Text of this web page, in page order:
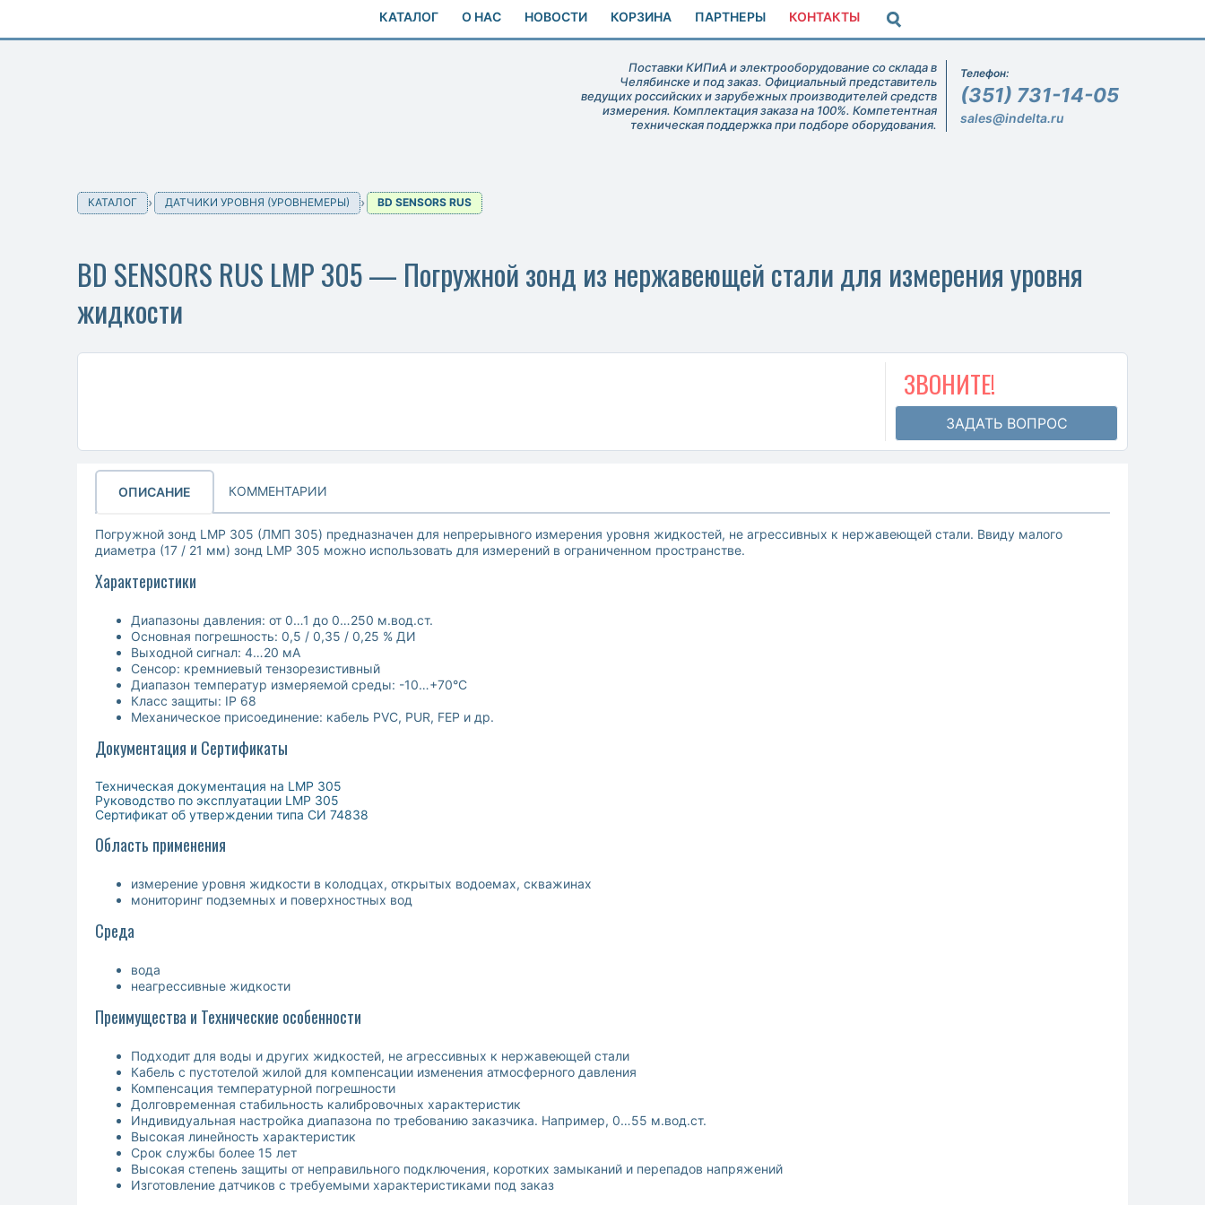
КАТАЛОГ О НАС НОВОСТИ КОРЗИНА ПАРТНЕРЫ КОНТАКТЫ
Поставки КИПиА и электрооборудование со склада в
Челябинске и под заказ. Официальный представитель
ведущих российских и зарубежных производителей средств
измерения. Комплектация заказа на 100%. Компетентная
техническая поддержка при подборе оборудования.
Телефон:
(351) 731-14-05
sales@indelta.ru
КАТАЛОГ ДАТЧИКИ УРОВНЯ (УРОВНЕМЕРЫ) BD SENSORS RUS
BD SENSORS RUS LMP 305 — Погружной зонд из нержавеющей стали для измерения уровня
жидкости
ЗВОНИТЕ!
ЗАДАТЬ ВОПРОС
ОПИСАНИЕ КОММЕНТАРИИ
Погружной зонд LMP 305 (ЛМП 305) предназначен для непрерывного измерения уровня жидкостей, не агрессивных к нержавеющей стали. Ввиду малого
диаметра (17 / 21 мм) зонд LMP 305 можно использовать для измерений в ограниченном пространстве.
Характеристики
Диапазоны давления: от 0…1 до 0…250 м.вод.ст.
Основная погрешность: 0,5 / 0,35 / 0,25 % ДИ
Выходной сигнал: 4…20 мА
Сенсор: кремниевый тензорезистивный
Диапазон температур измеряемой среды: -10…+70°C
Класс защиты: IP 68
Механическое присоединение: кабель PVC, PUR, FEP и др.
Документация и Сертификаты
Техническая документация на LMP 305
Руководство по эксплуатации LMP 305
Сертификат об утверждении типа СИ 74838
Область применения
измерение уровня жидкости в колодцах, открытых водоемах, скважинах
мониторинг подземных и поверхностных вод
Среда
вода
неагрессивные жидкости
Преимущества и Технические особенности
Подходит для воды и других жидкостей, не агрессивных к нержавеющей стали
Кабель с пустотелой жилой для компенсации изменения атмосферного давления
Компенсация температурной погрешности
Долговременная стабильность калибровочных характеристик
Индивидуальная настройка диапазона по требованию заказчика. Например, 0…55 м.вод.ст.
Высокая линейность характеристик
Срок службы более 15 лет
Высокая степень защиты от неправильного подключения, коротких замыканий и перепадов напряжений
Изготовление датчиков с требуемыми характеристиками под заказ